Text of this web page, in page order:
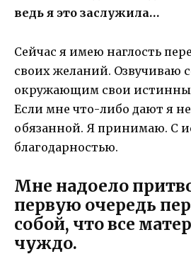
ведь я это заслужила…
Сейчас я имею наглость
своих желаний. Озвучиваю
окружающим свои
Если мне что-либо дают я
обязанной. Я принимаю. С
благодарностью.
Мне надоело
первую очередь
собой, что все
чуждо.